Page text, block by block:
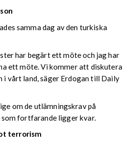
samma dag av den turkiska
har begärt ett möte och jag har
ett möte. Vi kommer att diskutera
i vårt land, säger Erdogan till Daily
om de utlämningskrav på
fortfarande ligger kvar.
terrorism